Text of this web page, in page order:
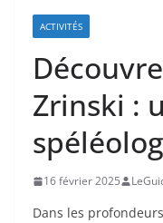
ACTIVITÉS
Zrinski :
16 février 2025
Dans les